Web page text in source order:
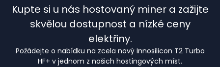
Kupte si u nás hostovaný miner a zažijte
skvělou dostupnost a nízké ceny
elektřiny.
Požádejte o nabídku na zcela nový Innosilicon T2 Turbo
HF+ v jednom z našich hostingových míst.